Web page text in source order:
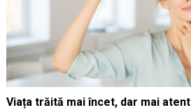
Viața trăită mai încet, dar mai atent